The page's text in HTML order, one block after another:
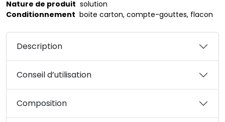
Nature de produit solution
Conditionnement boite carton, compte-gouttes, flacon
Description
Conseil d’utilisation
Composition